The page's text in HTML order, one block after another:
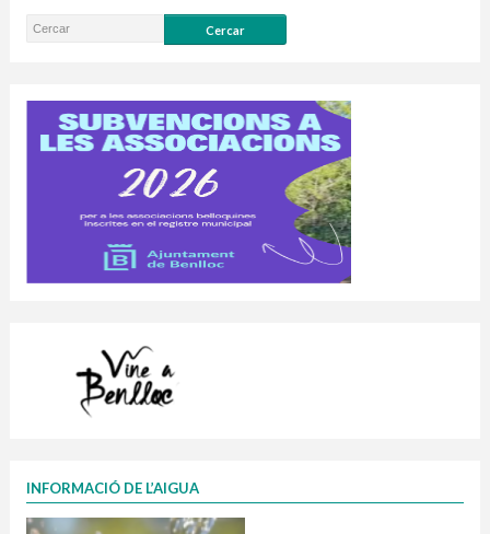
INFORMACIÓ DE L’AIGUA